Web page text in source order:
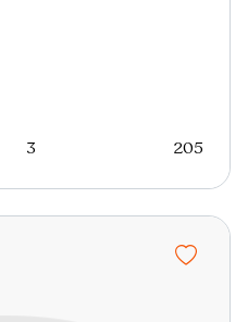
3 205